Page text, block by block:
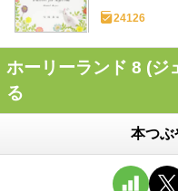
24126
ホーリーランド 8 (ジ
る
本つぶ